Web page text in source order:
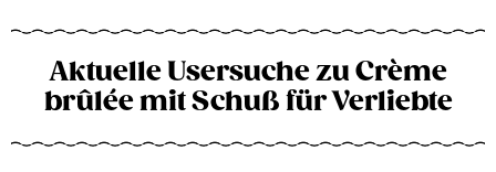
Aktuelle Usersuche zu Crème
brûlée mit Schuß für Verliebte